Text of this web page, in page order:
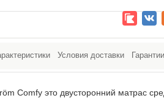
Условия доставки Гарантии
Comfy это двусторонний матрас